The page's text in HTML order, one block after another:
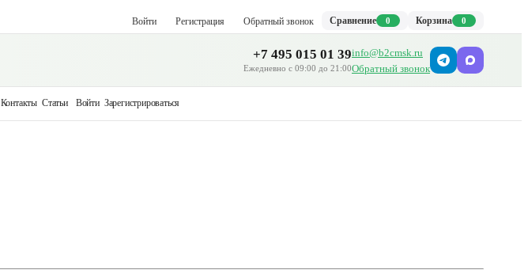
Войти Регистрация Обратный звонок Сравнение 0 Корзина 0
+7 495 015 01 39
Ежедневно с 09:00 до 21:00
info@b2cmsk.ru
Обратный звонок
Контакты Статьи Войти Зарегистрироваться